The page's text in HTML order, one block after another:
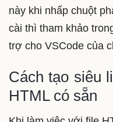
này khi nhấp chuột
cài thì tham khảo
trợ cho VSCode của
Cách tạo siêu
HTML có sẵn